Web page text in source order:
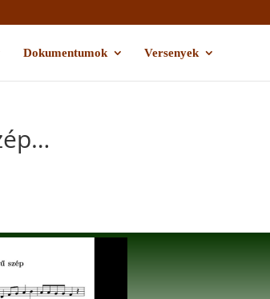
Dokumentumok Versenyek